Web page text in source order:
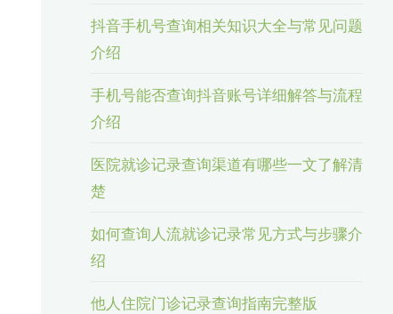
抖音手机号查询相关知识大全与常见问题
介绍
手机号能否查询抖音账号详细解答与流程
介绍
医院就诊记录查询渠道有哪些一文了解清
楚
如何查询人流就诊记录常见方式与步骤介
绍
他人住院门诊记录查询指南完整版